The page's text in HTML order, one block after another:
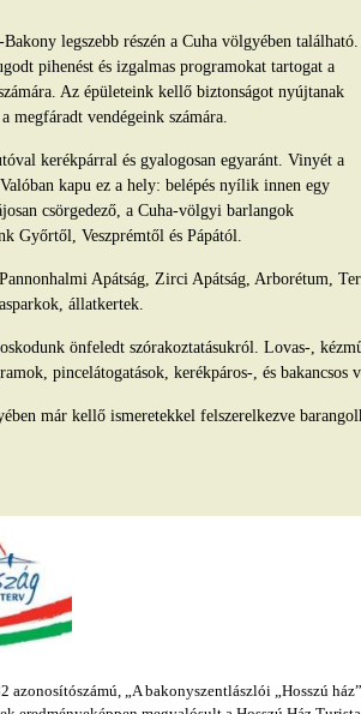
legszebb részén a Cuha völgyében található.
pihenést és izgalmas programokat tartogat a
Az épületeink kellő biztonságot nyújtanak
megfáradt vendégeink számára.
kerékpárral és gyalogosan egyaránt. Vinyét a
kapu ez a hely: belépés nyílik innen egy
csörgedező, a Cuha-völgyi barlangok
Győrtől, Veszprémtől és Pápától.
Apátság, Zirci Apátság, Arborétum,
állatkertek.
önfeledt szórakoztatásukról. Lovas-,
pincelátogatások, kerékpáros-, és bakancsos
már kellő ismeretekkel felszerelkezve
„A bakonyszentlászlói „Hosszú